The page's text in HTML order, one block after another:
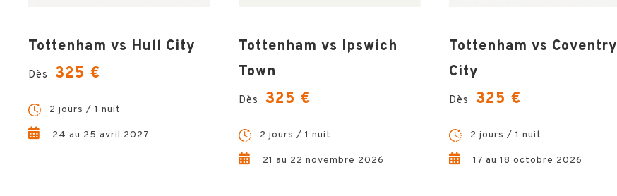
Tottenham vs Hull City
Dès 325 €
2 jours / 1 nuit
24 au 25 avril 2027
Tottenham vs Ipswich
Town
Dès 325 €
2 jours / 1 nuit
21 au 22 novembre 2026
Tottenham vs Coventry
City
Dès 325 €
2 jours / 1 nuit
17 au 18 octobre 2026